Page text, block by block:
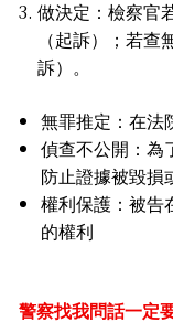
做決定：檢察官
（起訴）；若查
訴）。
無罪推定：在法
偵查不公開：為
防止證據被毀損
權利保護：被告
的權利
警察找我問話一定